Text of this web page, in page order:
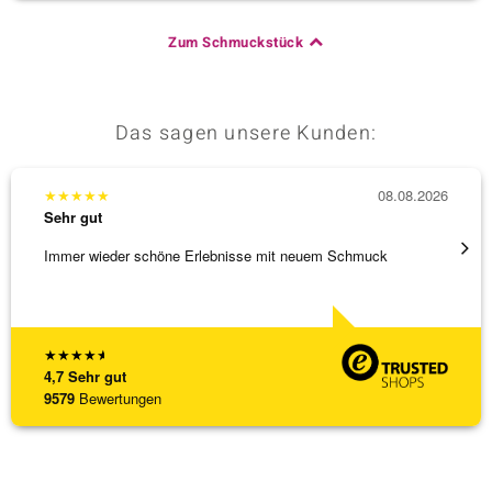
Zum Schmuckstück
Das sagen unsere Kunden:
★★★★★
4,7 Sehr gut
9579 Bewertungen
★★★★★
Sehr gut
Immer wieder schöne Erlebnisse mit neuem Schmuck
08.08.2026